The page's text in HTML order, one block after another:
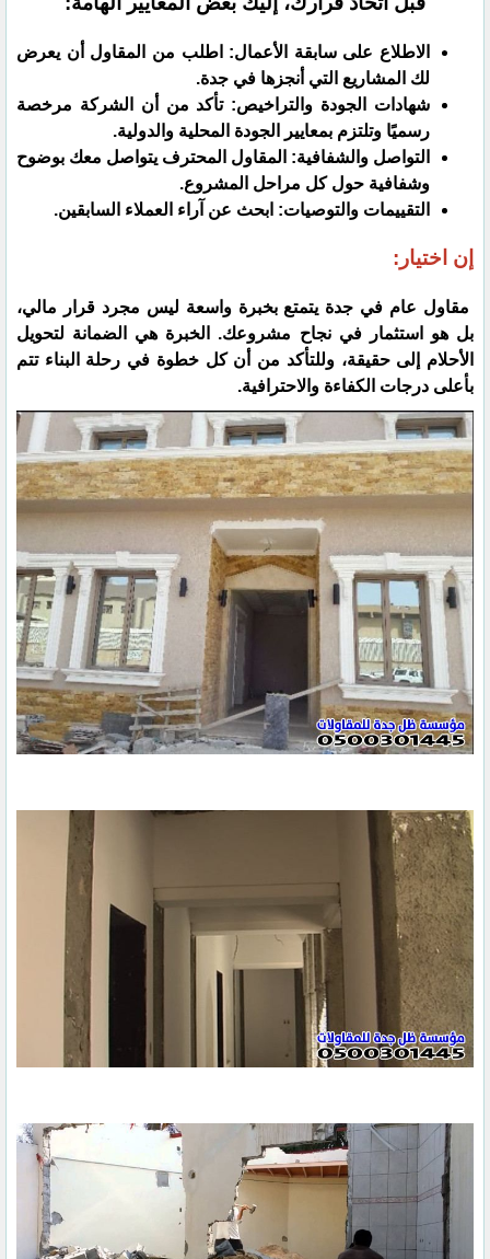
​الاطلاع على سابقة الأعمال: اطلب من المقاول أن يعرض
لك المشاريع التي أنجزها في جدة.
شهادات الجودة والتراخيص: تأكد من أن الشركة مرخصة
رسميًا وتلتزم بمعايير الجودة المحلية والدولية.
التواصل والشفافية: المقاول المحترف يتواصل معك بوضوح
وشفافية حول كل مراحل المشروع.
التقييمات والتوصيات: ابحث عن آراء العملاء السابقين.
إن اختيار:
مقاول عام في جدة يتمتع بخبرة واسعة ليس مجرد قرار مالي،
بل هو استثمار في نجاح مشروعك. الخبرة هي الضمانة لتحويل
الأحلام إلى حقيقة، وللتأكد من أن كل خطوة في رحلة البناء تتم
بأعلى درجات الكفاءة والاحترافية.